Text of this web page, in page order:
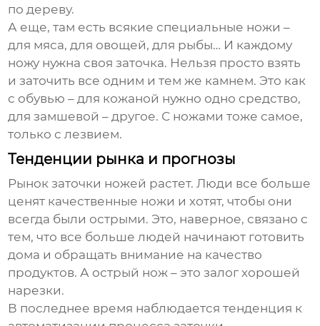
по дереву.
А еще, там есть всякие специальные ножи –
для мяса, для овощей, для рыбы… И каждому
ножу нужна своя заточка. Нельзя просто взять
и заточить все одним и тем же камнем. Это как
с обувью – для кожаной нужно одно средство,
для замшевой – другое. С ножами тоже самое,
только с лезвием.
Тенденции рынка и прогнозы
Рынок заточки ножей растет. Люди все больше
ценят качественные ножи и хотят, чтобы они
всегда были острыми. Это, наверное, связано с
тем, что все больше людей начинают готовить
дома и обращать внимание на качество
продуктов. А острый нож – это залог хорошей
нарезки.
В последнее время наблюдается тенденция к